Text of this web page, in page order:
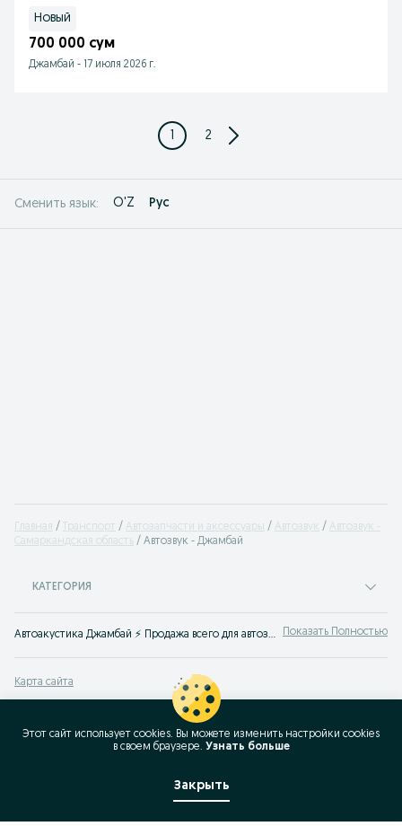
Новый
700 000 сум
Джамбай - 17 июля 2026 г.
1 2
Сменить язык: O'Z Рус
Главная Транспорт Автозапчасти и аксессуары Автозвук
Автозвук -
Самаркандская область
Автозвук - Джамбай
КАТЕГОРИЯ
Автоакустика Джамбай ⚡ Продажа всего для автозвука в машину на ⮫ OLX.uz Показать Полностью
Карта сайта
Карта бизнес-страницы
Популярные запросы
Этот сайт использует cookies. Вы можете изменить настройки cookies
в своeм браузере. Узнать больше
Закрыть